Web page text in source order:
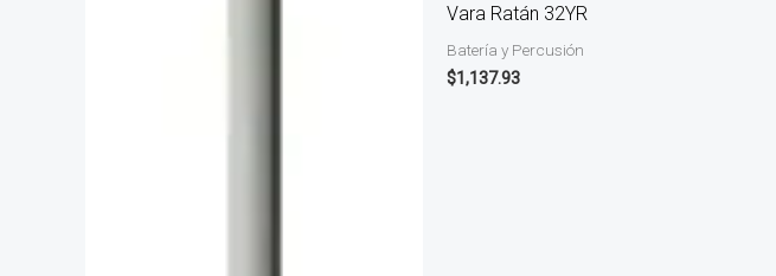
Vara Ratán 32YR
Batería y Percusión
$1,137.93